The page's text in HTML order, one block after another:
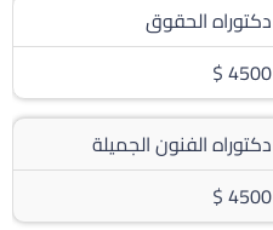
دكتوراه الحقوق
4500 $
دكتوراه الفنون الجميلة
4500 $